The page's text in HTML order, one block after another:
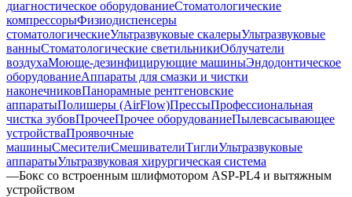
диагностическое оборудованиеСтоматологические
компрессорыФизиодиспенсеры
стоматологическиеУльтразвуковые скалерыУльтразвуковые
ванныСтоматологические светильникиОблучатели
воздухаМоюще-дезинфицирующие машиныЭндодонтическое
оборудованиеАппараты для смазки и чистки
наконечниковПанорамные рентгеновские
аппаратыПолишеры (AirFlow)ПрессыПрофессиональная
чистка зубовПрочееПрочее оборудованиеПылевсасывающее
устройстваПроявочные
машиныСмесителиСмешивателиТиглиУльтразвуковые
аппаратыУльтразвуковая хирургическая система
—Бокс со встроенным шлифмотором ASP-PL4 и вытяжным
устройством